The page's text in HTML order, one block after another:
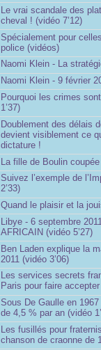
Le vrai scandale des
cheval ! (vidéo 7’12)
Spécialement pour
police (vidéos)
Naomi Klein - La
Naomi Klein - 9 février
Pourquoi les crimes
1’37)
Doublement des délais
devient visiblement ce
dictature !
La fille de Boulin coupée
Suivez l’exemple de
2’33)
Quand le plaisir et la
Libye - 6 septembre
AFRICAIN (vidéo 5’27)
Ben Laden explique la
2011 (vidéo 3’06)
Les services secrets
Paris pour faire
Sous De Gaulle en
de 4,5 % par an (vidéo
Les fusillés pour
chanson de craonne de